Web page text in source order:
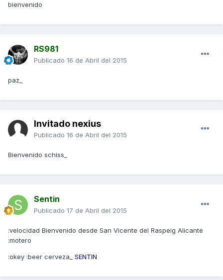
bienvenido
RS981
Publicado 16 de Abril del 2015
paz_
Invitado nexius
Publicado 16 de Abril del 2015
Bienvenido schiss_
Sentin
Publicado 17 de Abril del 2015
:velocidad Bienvenido desde San Vicente del Raspeig Alicante
:motero
:okey :beer cerveza_ SENTIN